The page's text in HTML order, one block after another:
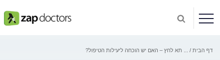
דף הבית תא לחץ – האם יש הוכחה ליעילות הטיפול?